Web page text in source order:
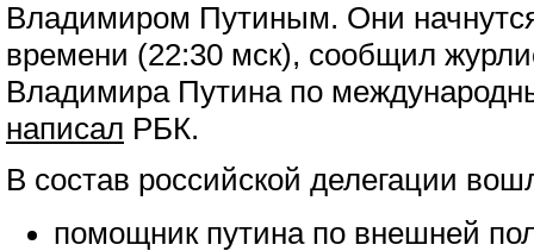
Владимиром Путиным. Они
времени (22:30 мск), сообщил
Владимира Путина по
написал РБК.
В состав российской делегации
помощник путина по внешней